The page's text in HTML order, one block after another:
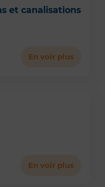
et canalisations
En voir plus
En voir plus